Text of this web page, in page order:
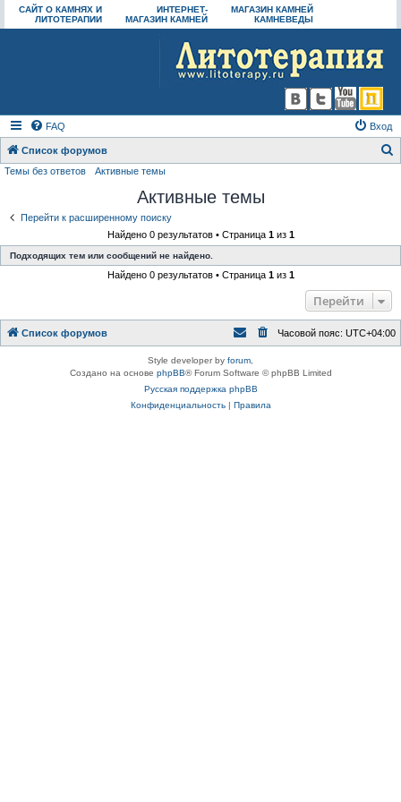
САЙТ О КАМНЯХ И
ЛИТОТЕРАПИИ
ИНТЕРНЕТ-
МАГАЗИН КАМНЕЙ
МАГАЗИН КАМНЕЙ
КАМНЕВЕДЫ
FAQ Вход
Список форумов
Темы без ответов Активные темы
Активные темы
Перейти к расширенному поиску
Найдено 0 результатов • Страница 1из 1
Подходящих тем или сообщений не найдено.
Найдено 0 результатов • Страница 1из 1
Перейти
Список форумов Часовой пояс: UTC+04:00
Style developer by forum
Создано на основе phpBB® Forum Software © phpBB Limited
Русская поддержка phpBB
Конфиденциальность| Правила